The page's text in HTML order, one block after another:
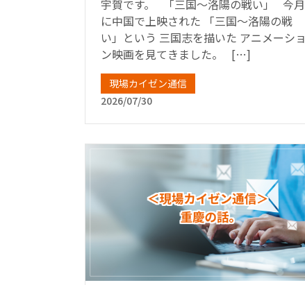
宇賀です。 「三国～洛陽の戦い」 今月
に中国で上映された 「三国～洛陽の戦
い」という 三国志を描いた アニメーショ
ン映画を見てきました。 […]
現場カイゼン通信
2026/07/30